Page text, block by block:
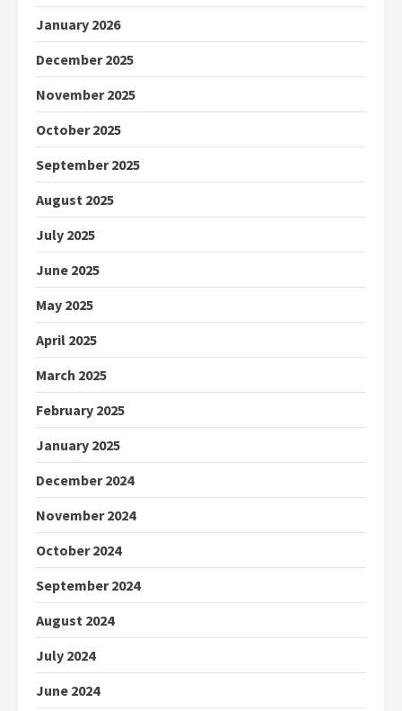
January 2026
December 2025
November 2025
October 2025
September 2025
August 2025
July 2025
June 2025
May 2025
April 2025
March 2025
February 2025
January 2025
December 2024
November 2024
October 2024
September 2024
August 2024
July 2024
June 2024